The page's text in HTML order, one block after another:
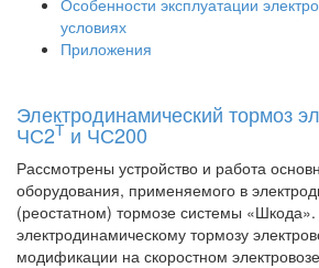
Особенности эксплуатации
условиях
Приложения
Электродинамический тормоз
ЧС2Т и ЧС200
Рассмотрены устройство и работа
оборудования, применяемого в
(реостатном) тормозе системы
электродинамическому тормозу
модификации на скоростном